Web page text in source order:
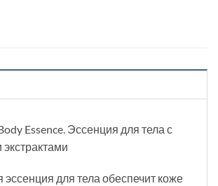
Essence. Эссенция для тела с
эссенция для тела обеспечит коже